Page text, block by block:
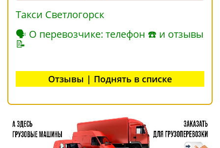
Такси Светлогорск
🗣 О перевозчике: телефон ☎ и отзывы
📝
Отзывы | Поднять в списке